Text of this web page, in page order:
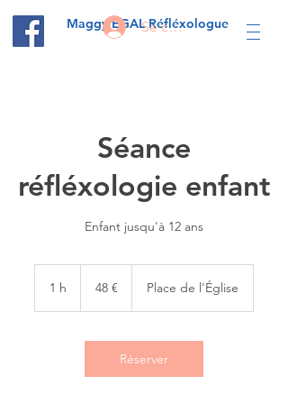
Maggy EGAL Réfléxologue
Se connecter
Séance
réfléxologie enfant
Enfant jusqu'à 12 ans
1 h 48 € Place de l'Église
Réserver